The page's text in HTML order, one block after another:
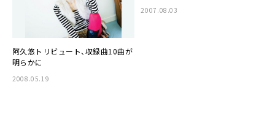
阿久悠トリビュート、収録曲10曲が
明らかに
2008.05.19
2007.08.03